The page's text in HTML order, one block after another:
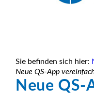
Sie befinden sich hier:
Neue QS-App
Neue QS-